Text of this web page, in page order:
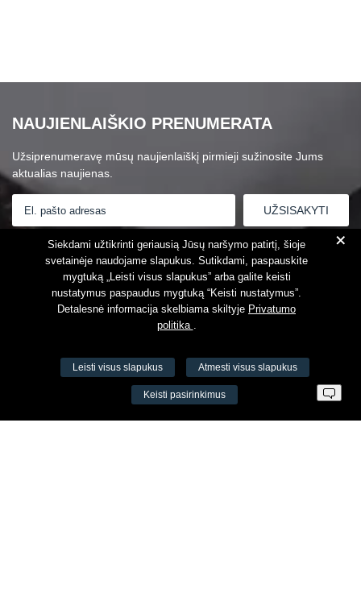
NAUJIENLAIŠKIO PRENUMERATA
Užsiprenumeravę mūsų naujienlaiškį pirmieji sužinosite Jums
aktualias naujienas.
Susipažinau suPrivatumo politika
VŠĮ Fitneso mokymo centras AEROMIX
+
Siekdami užtikrinti geriausią Jūsų naršymo patirtį, šioje
svetainėje naudojame slapukus. Sutikdami, paspauskite
mygtuką „Leisti visus slapukus” arba galite keisti
nustatymus paspaudus mygtuką “Keisti nustatymus”.
Detalesnė informacija skelbiama skiltyje Privatumo
politika .
Leisti visus slapukus Atmesti visus slapukus
Keisti pasirinkimus